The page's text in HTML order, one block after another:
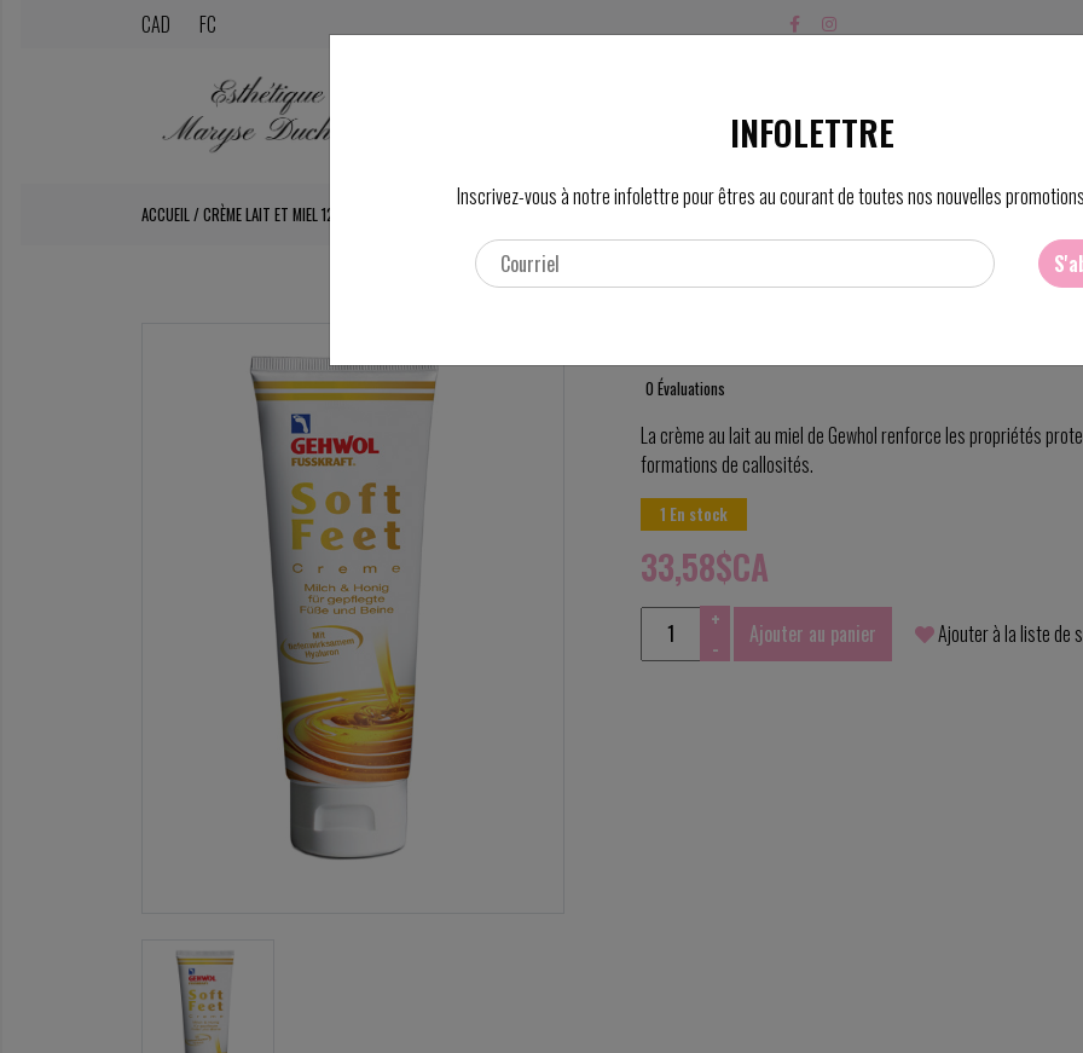
CAD FC
PRODUITS
ACCUEIL /CRÈME LAIT ET MIEL 125 ML
0 Évaluations
La crème au lait au miel de Gewhol renforce les propriétés
formations de callosités.
1 En stock
33,58$CA
+
-
Ajouter au panier Ajouter à la liste de
INFOLETTRE
Inscrivez-vous à notre infolettre pour êtres au courant de toutes nos nouvelles